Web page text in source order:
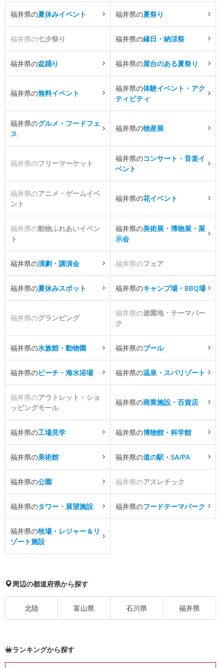
福井県の夏休みイベント 福井県の夏祭り
福井県の七夕祭り 福井県の縁日・納涼祭
福井県の盆踊り 福井県の屋台のある夏祭り
福井県の無料イベント
福井県の体験イベント・アク
ティビティ
福井県のグルメ・フードフェ
ス
福井県の物産展
福井県のフリーマーケット
福井県のコンサート・音楽イ
ベント
福井県のアニメ・ゲームイベ
ント
福井県の花イベント
福井県の動物ふれあいイベン
ト
福井県の美術展・博物展・展
示会
福井県の演劇・講演会 福井県のフェア
福井県の夏休みスポット 福井県のキャンプ場・BBQ場
福井県のグランピング
福井県の遊園地・テーマパー
ク
福井県の水族館・動物園 福井県のプール
福井県のビーチ・海水浴場 福井県の温泉・スパリゾート
福井県のアウトレット・ショ
ッピングモール
福井県の商業施設・百貨店
福井県の工場見学 福井県の博物館・科学館
福井県の美術館 福井県の道の駅・SA/PA
福井県の公園 福井県のアスレチック
福井県のタワー・展望施設 福井県のフードテーマパーク
福井県の牧場・レジャー＆リ
ゾート施設
周辺の都道府県から探す
北陸 富山県 石川県 福井県
ランキングから探す